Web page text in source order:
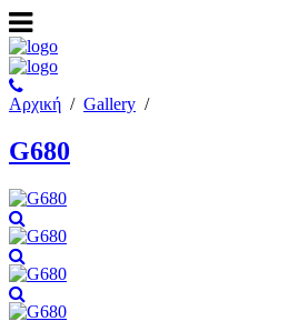
Αρχική / Gallery /
G680